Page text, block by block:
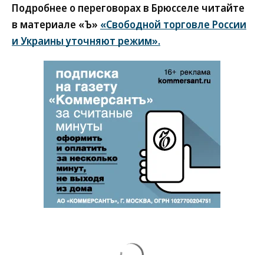
Подробнее о переговорах в Брюсселе читайте
в материале «Ъ» «Свободной торговле России
и Украины уточняют режим».